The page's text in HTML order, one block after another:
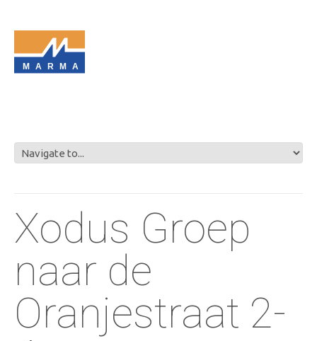
MARMA
Xodus Groep
naar de
Oranjestraat 2-